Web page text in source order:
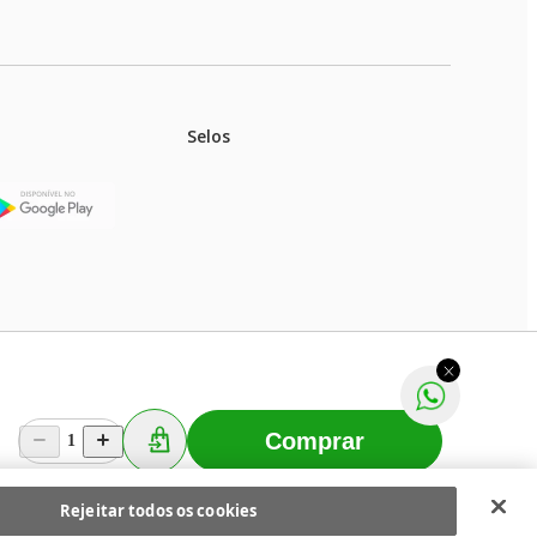
1 Comprar
Selos
na rede de lojas físicas.
prévio. Fast Shop S. A. CNPJ: 43.708.379/0001-
Fast Shop - Todos os direitos reservadosRF
Selecionar os Cookies
Rejeitar todos os cookies